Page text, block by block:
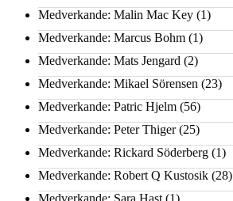
Medverkande: Malin Mac Key (1)
Medverkande: Marcus Bohm (1)
Medverkande: Mats Jengard (2)
Medverkande: Mikael Sörensen (23)
Medverkande: Patric Hjelm (56)
Medverkande: Peter Thiger(25)
Medverkande: Rickard Söderberg (1)
Medverkande: Robert Q Kustosik (28)
Medverkande: Sara Hast (1)